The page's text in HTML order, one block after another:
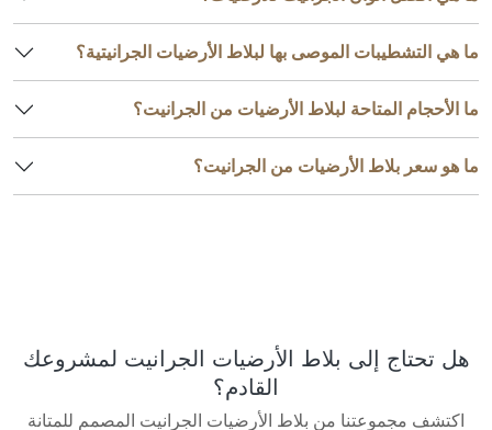
ما هي التشطيبات الموصى بها لبلاط الأرضيات الجرانيتية؟
ما الأحجام المتاحة لبلاط الأرضيات من الجرانيت؟
ما هو سعر بلاط الأرضيات من الجرانيت؟
هل تحتاج إلى بلاط الأرضيات الجرانيت لمشروعك
القادم؟
اكتشف مجموعتنا من بلاط الأرضيات الجرانيت المصمم للمتانة